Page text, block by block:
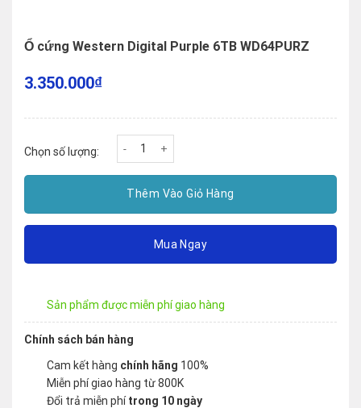
Ổ cứng Western Digital Purple 6TB WD64PURZ
3.350.000₫
Ổ cứng Western Digital Purple 6TB WD64PURZ
Chọn số lượng:
Thêm Vào Giỏ Hàng
Mua Ngay
Sản phẩm được miễn phí giao hàng
Chính sách bán hàng
Cam kết hàng chính hãng 100%
Miễn phí giao hàng từ 800K
Đổi trả miễn phítrong 10 ngày